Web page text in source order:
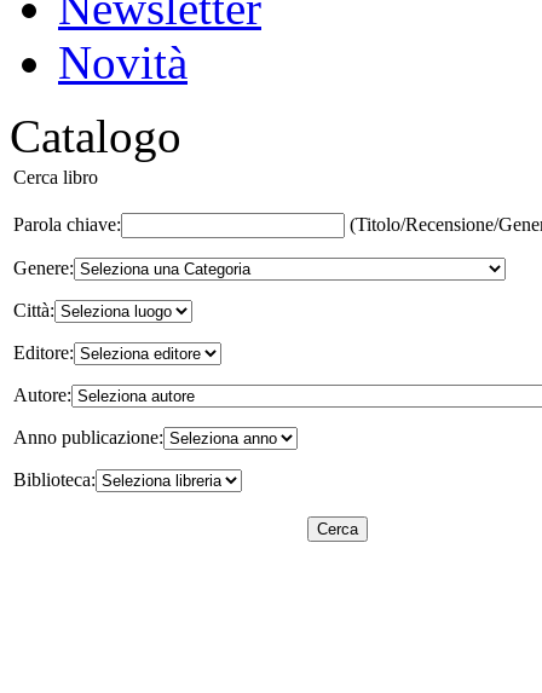
Novità
Catalogo
Cerca libro
Parola chiave: (Titolo/Recensione/
Genere:
Città:
Editore:
Autore:
Anno publicazione:
Biblioteca:
Cerca